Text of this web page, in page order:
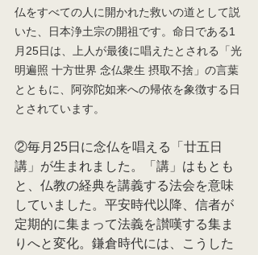
仏をすべての人に開かれた救いの道として説
いた、日本浄土宗の開祖です。命日である1
月25日は、上人が最後に唱えたとされる「光
明遍照 十方世界 念仏衆生 摂取不捨」の言葉
とともに、阿弥陀如来への帰依を象徴する日
とされています。
②毎月25日に念仏を唱える「廿五日
講」が生まれました。「講」はもとも
と、仏教の経典を講義する法会を意味
していました。平安時代以降、信者が
定期的に集まって法義を讃嘆する集ま
りへと変化。鎌倉時代には、こうした